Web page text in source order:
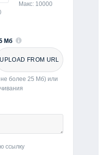
Макс: 10000
Мб
UPLOAD FROM URL
более 25 Мб) или
ссылку